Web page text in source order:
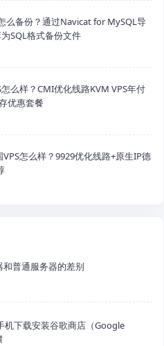
么备份？通过Navicat for MySQL导
SQL格式备份文件
么样？CMI优化线路KVM VPS年付
优惠套餐
怎么样？9929优化线路+原生IP德
普通服务器的差别
机下载安装谷歌商店（Google